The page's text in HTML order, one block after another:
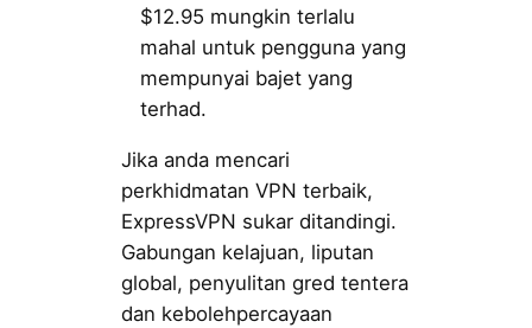
$12.95 mungkin terlalu
mahal untuk pengguna yang
mempunyai bajet yang
terhad.
Jika anda mencari
perkhidmatan VPN terbaik,
ExpressVPN sukar ditandingi.
Gabungan kelajuan, liputan
global, penyulitan gred tentera
dan kebolehpercayaan